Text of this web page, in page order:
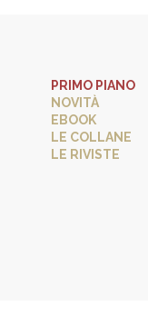
PRIMO PIANO
NOVITÀ
EBOOK
LE COLLANE
LE RIVISTE